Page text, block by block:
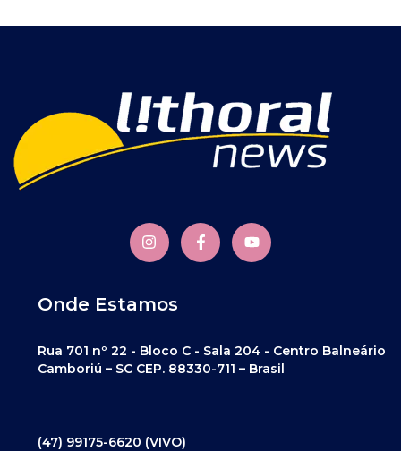
Onde Estamos
Rua 701 nº 22 - Bloco C - Sala 204 - Centro Balneário
Camboriú – SC CEP. 88330-711 – Brasil
(47) 99175-6620 (VIVO)